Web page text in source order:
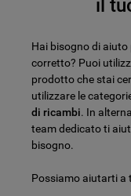
il
Hai bisogno di
corretto? Puoi
prodotto che stai
utilizzare le
di ricambi. In
team dedicato ti
bisogno.
Possiamo aiutarti a